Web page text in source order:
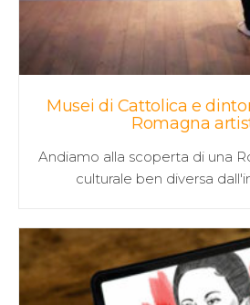
Musei di Cattolica e
Romagna
Andiamo alla scoperta di una
culturale ben diversa